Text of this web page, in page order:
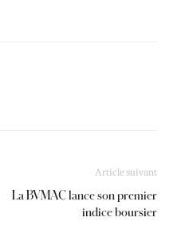
Article suivant
La BVMAC lance son premier
indice boursier